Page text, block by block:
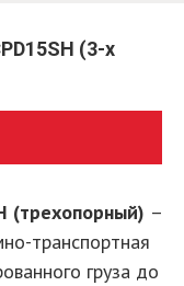
(3-х
(трехопорный) –
транспортная
груза до